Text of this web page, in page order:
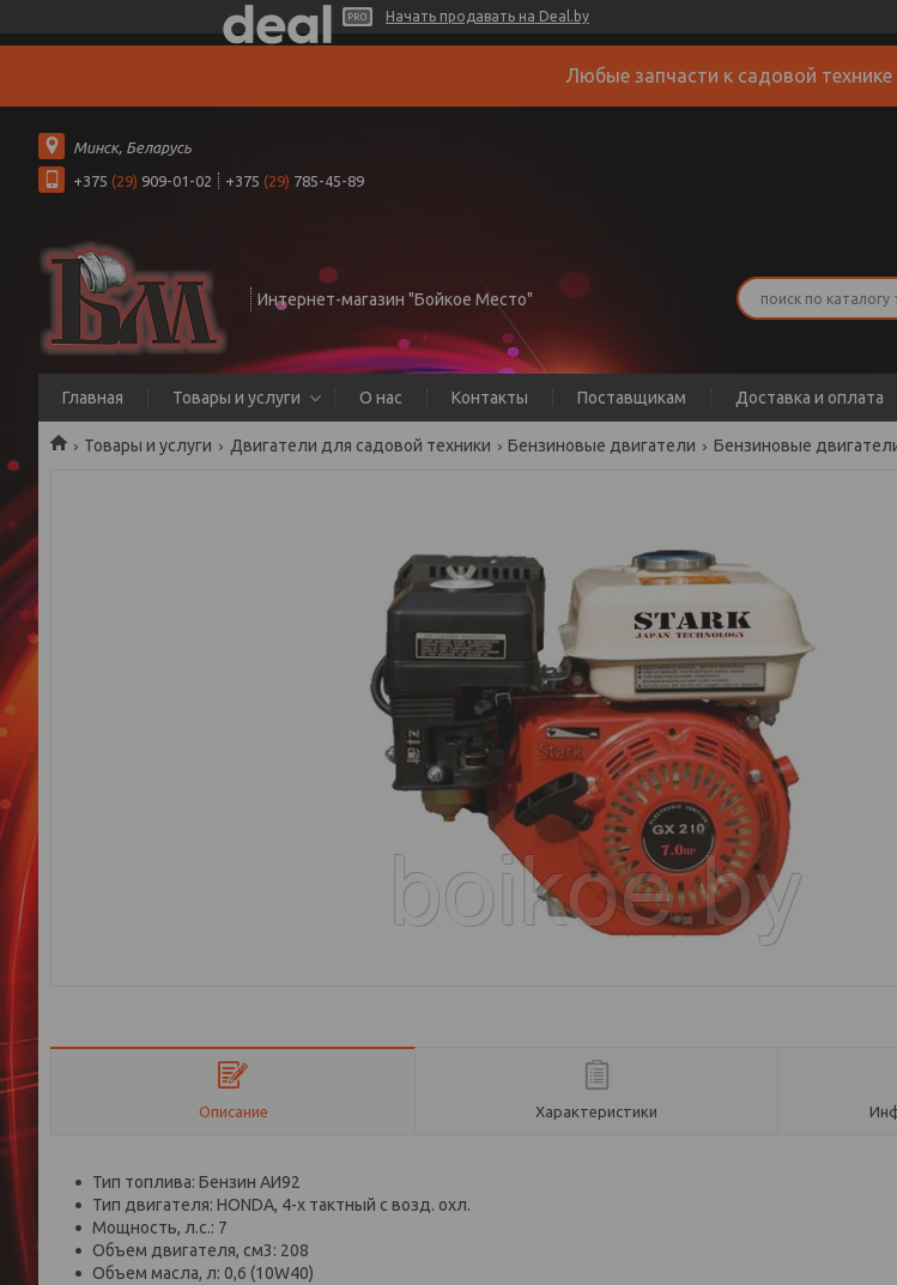
Начать продавать на Deal.by
Любые запчасти к садовой технике
Минск, Беларусь
+375 (29) 909-01-02 +375 (29) 785-45-89
Интернет-магазин "Бойкое Место"
Главная Товары и услуги О нас Контакты Поставщикам Доставка и оплата
Товары и услуги Двигатели для садовой техники Бензиновые двигатели Бензиновые
Описание Характеристики
Тип топлива: Бензин АИ92
Тип двигателя: HONDA, 4-х тактный с возд. охл.
Мощность, л.с.: 7
Объем двигателя, см3: 208
Объем масла, л: 0,6 (10W40)